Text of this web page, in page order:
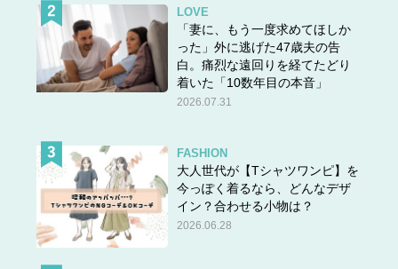
★他の問題にもチャレンジ！
LOVE
「妻に、もう一度求めてほしか
った」外に逃げた47歳夫の告
白。痛烈な遠回りを経てたどり
着いた「10数年目の本音」
2026.07.31
FASHION
大人世代が【Tシャツワンピ】を
今っぽく着るなら、どんなデザ
イン？合わせる小物は？
2026.06.28